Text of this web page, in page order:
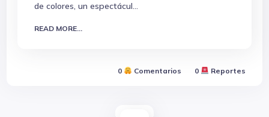
de colores, un espectácul...
READ MORE...
0 Comentarios 0 Reportes